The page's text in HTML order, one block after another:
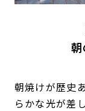
朝
朝焼けが歴史
らかな光が差